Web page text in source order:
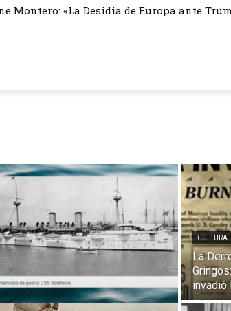
Montero: «La Desidia de Europa ante
CULTURA
La
invadió